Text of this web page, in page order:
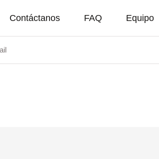
Contáctanos FAQ Equipo